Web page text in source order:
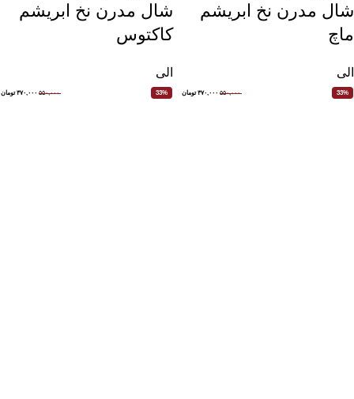
شال مدرن نخ ابریشم
ماچ
الی
33% ۵۵۰,۰۰۰ ۳۷۰,۰۰۰ تومان
شال مدرن نخ ابریشم
کاکتوس
الی
33% ۵۵۰,۰۰۰ ۳۷۰,۰۰۰ تومان